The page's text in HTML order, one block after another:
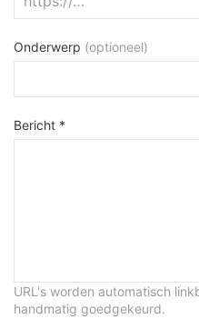
Onderwerp (optioneel)
Bericht *
URL's worden automatisch
handmatig goedgekeurd.